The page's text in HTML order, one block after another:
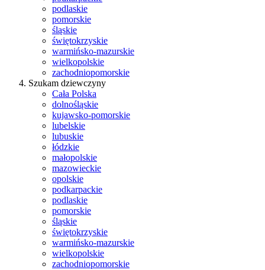
podlaskie
pomorskie
śląskie
świętokrzyskie
warmińsko-mazurskie
wielkopolskie
zachodniopomorskie
Szukam dziewczyny
Cała Polska
dolnośląskie
kujawsko-pomorskie
lubelskie
lubuskie
łódzkie
małopolskie
mazowieckie
opolskie
podkarpackie
podlaskie
pomorskie
śląskie
świętokrzyskie
warmińsko-mazurskie
wielkopolskie
zachodniopomorskie